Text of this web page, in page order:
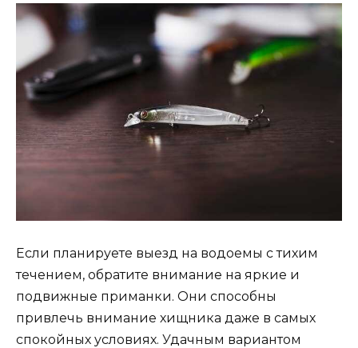
Если планируете выезд на водоемы с тихим
течением, обратите внимание на яркие и
подвижные приманки. Они способны
привлечь внимание хищника даже в самых
спокойных условиях. Удачным вариантом